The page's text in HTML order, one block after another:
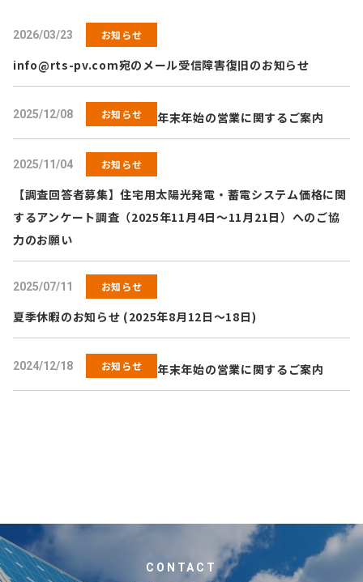
2026/03/23 お知らせ
info@rts-pv.com宛のメール受信障害復旧のお知らせ
2025/12/08 お知らせ 年末年始の営業に関するご案内
2025/11/04 お知らせ
【調査回答者募集】住宅用太陽光発電・蓄電システム価格に関
するアンケート調査（2025年11月4日～11月21日）へのご協
力のお願い
2025/07/11 お知らせ
夏季休暇のお知らせ (2025年8月12日～18日)
2024/12/18 お知らせ 年末年始の営業に関するご案内
CONTACT